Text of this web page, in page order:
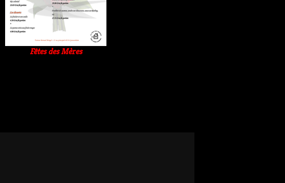
Fêtes des Mères